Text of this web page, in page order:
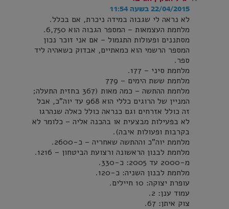
22/04/2015 בשעה 11:54
לא נראה לי שגבוה במידה ניכרת, אם בכלל.
מלחמת העצמאות – המספר הגבוה הוא 6,750.
מסתננים ופעולות התגמול – אם אני זוכר נכון
המספר הרשמי הוא כמאתיים, אבדוק כשאהיה ליד
ספר.
מלחמת סיני – 177.
מלחמת ששת הימים – 779
מלחמת ההתשה – כמה מאות (367 בחזית התעלה;
המניין של הרוגים כללי הוא 968 עד יוה"כ, אבל
זה כולל אזרחים וגם כנראה כולל כאלה שנהרגו
לא בפעילות מבצעית או בהכנה אליה – כלומר לא
בקרבות ופעולות איבה).
מלחמת יוה"כ וההתשה שאחריה – כ-2600.
מלחמת לבנון הראשונה ורצועת הביטחון – 1216.
מ-2000 עד 2005: כ-330.
מלחמת לבנון השניה: כ-120.
עופרת יצוקה: 10 חיילים.
עמוד ענן: 2.
צוק איתן: 67.